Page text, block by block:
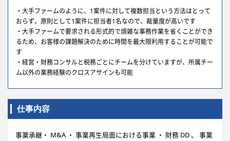
・大手ファームのように、1案件に対して複数担当という方法はとって
おらず、原則として1案件に担当者1名なので、裁量度が高いです
・大手ファームで要求される形式的で煩雑な事務作業を省くことができ
るため、お客様の課題解決のために時間を最大限利用することが可能で
す
・経営・財務コンサルと税務ごとにチームを分けていますが、所属チー
ム以外の業務経験のクロスアサインも可能
仕事内容
事業承継・ M&A ・ 事業再生局面における事業 ・ 財務 DD 、 事業